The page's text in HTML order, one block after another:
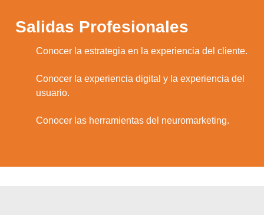
Salidas Profesionales
Conocer la estrategia en la experiencia del cliente.
Conocer la experiencia digital y la experiencia del
usuario.
Conocer las herramientas del neuromarketing.